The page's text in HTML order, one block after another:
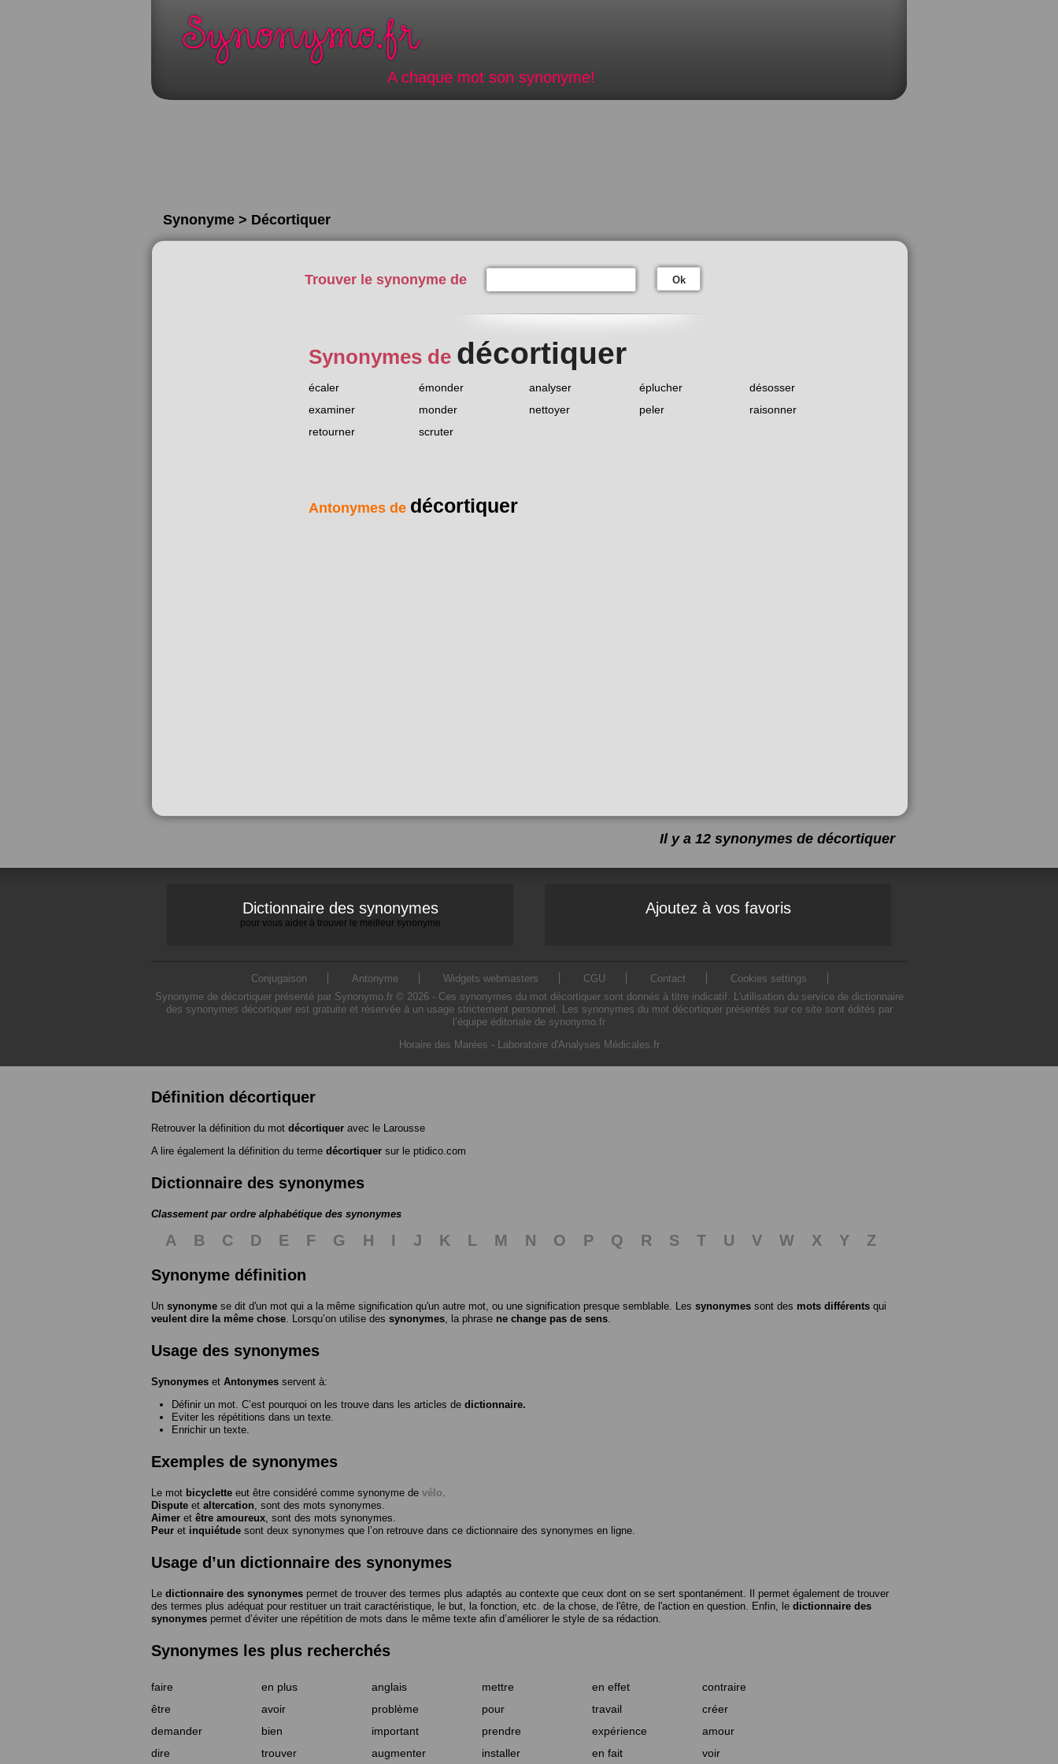
A chaque mot son synonyme!
Synonyme > Décortiquer
Trouver le synonyme de Ok
Synonymes de décortiquer
écaler émonder analyser éplucher
désosser
examiner
monder nettoyer peler
raisonner
retourner
scruter
Antonymes de décortiquer
Il y a 12 synonymes de décortiquer
Dictionnaire des synonymes
pour vous aider à trouver le meilleur synonyme
Ajoutez à vos favoris
Conjugaison Antonyme Widgets webmasters CGU Contact
Cookies settings
Synonyme de décortiquer présenté par Synonymo.fr © 2026 - Ces synonymes du mot décortiquer sont donnés à titre indicatif. L'utilisation du service de dictionnaire
des synonymes décortiquer est gratuite et réservée à un usage strictement personnel. Les synonymes du mot décortiquer présentés sur ce site sont édités par
l’équipe éditoriale de synonymo.fr
Horaire des Marées - Laboratoire d'Analyses Médicales.fr
Définition décortiquer
Retrouver la définition du mot décortiquer avec le Larousse
A lire également la définition du terme décortiquer sur le ptidico.com
Dictionnaire des synonymes
Classement par ordre alphabétique des synonymes
A B C D E F G H I J K L M N O P Q R S T U V W X Y
Z
Synonyme définition
Un synonyme se dit d'un mot qui a la même signification qu'un autre mot, ou une signification presque semblable. Les synonymes sont des mots différents qui
veulent dire la même chose . Lorsqu’on utilise des synonymes , la phrase ne change pas de sens
Usage des synonymes
Synonymes et Antonymes servent à:
Définir un mot. C’est pourquoi on les trouve dans les articles de dictionnaire.
Eviter les répétitions dans un texte.
Enrichir un texte.
Exemples de synonymes
Le mot bicyclette eut être considéré comme synonyme de vélo
Dispute et altercation , sont des mots synonymes.
Aimer et être amoureux , sont des mots synonymes.
Peur et inquiétude sont deux synonymes que l’on retrouve dans ce dictionnaire des synonymes en ligne.
Usage d’un dictionnaire des synonymes
Le dictionnaire des synonymes permet de trouver des termes plus adaptés au contexte que ceux dont on se sert spontanément. Il permet également de trouver
des termes plus adéquat pour restituer un trait caractéristique, le but, la fonction, etc. de la chose, de l'être, de l'action en question. Enfin, le dictionnaire des
synonymes permet d’éviter une répétition de mots dans le même texte afin d’améliorer le style de sa rédaction.
Synonymes les plus recherchés
faire en plus anglais mettre en effet
contraire
être
avoir problème pour travail
créer
demander
bien important prendre expérience
amour
dire
trouver augmenter installer en fait voir